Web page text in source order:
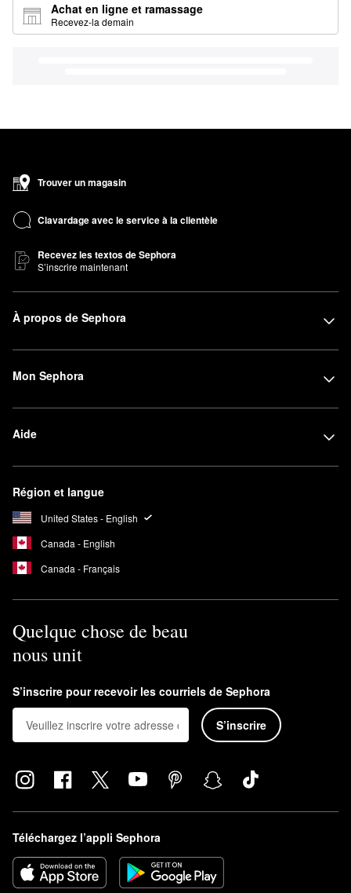
Achat en ligne et ramassage
Recevez-la demain
Trouver un magasin
Clavardage avec le service à la clientèle
Recevez les textos de Sephora
S’inscrire maintenant
À propos de Sephora
Mon Sephora
Aide
Région et langue
United States - English
Canada - English
Canada - Français
Quelque chose de beau
nous unit
S’inscrire pour recevoir les courriels de Sephora
S’inscrire
Téléchargez l’appli Sephora